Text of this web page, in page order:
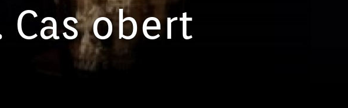
Cas obert
Episodi: 1